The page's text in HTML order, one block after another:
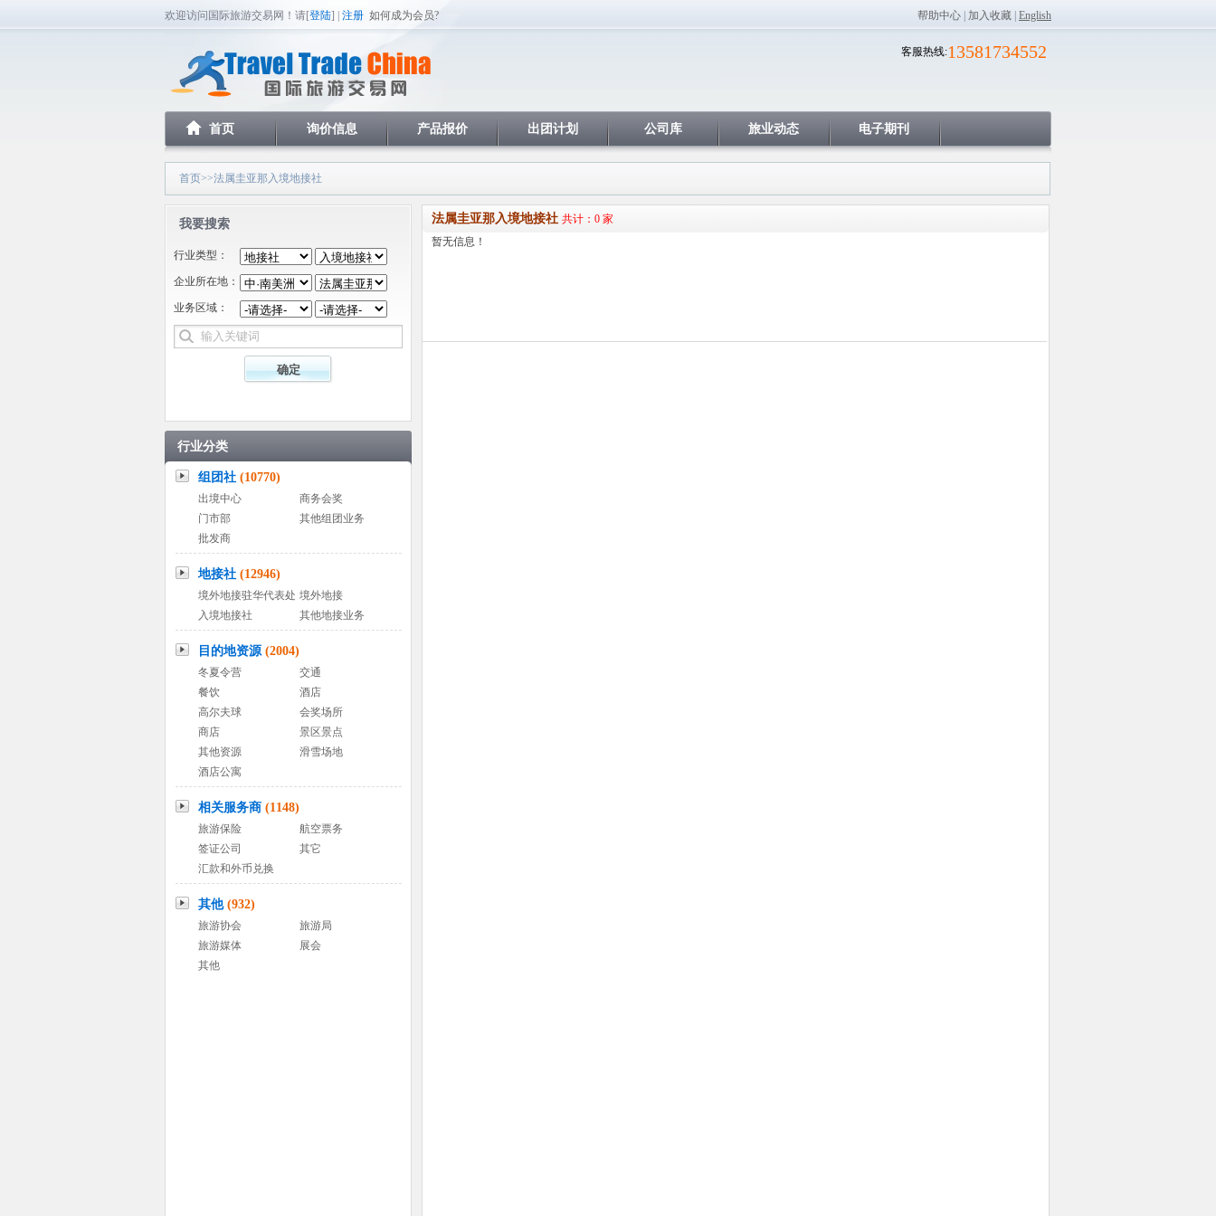
欢迎访问国际旅游交易网！请[登陆] | 注册 如何成为会员? 帮助中心 加入收藏 English
13581734552
客服热线:
首页 询价信息 产品报价 出团计划 公司库 旅业动态 电子期刊
首页>>法属圭亚那入境地接社
我要搜索
行业类型：
企业所在地：
业务区域：
行业分类
组团社 (10770)
出境中心
商务会奖
门市部
其他组团业务
批发商
地接社 (12946)
境外地接驻华代表处 境外地接
入境地接社
其他地接业务
目的地资源 (2004)
冬夏令营
交通
餐饮
酒店
高尔夫球
会奖场所
商店
景区景点
其他资源
滑雪场地
酒店公寓
相关服务商 (1148)
旅游保险
航空票务
签证公司
其它
汇款和外币兑换
其他 (932)
旅游协会
旅游局
旅游媒体
展会
其他
法属圭亚那入境地接社 共计：0 家
暂无信息！